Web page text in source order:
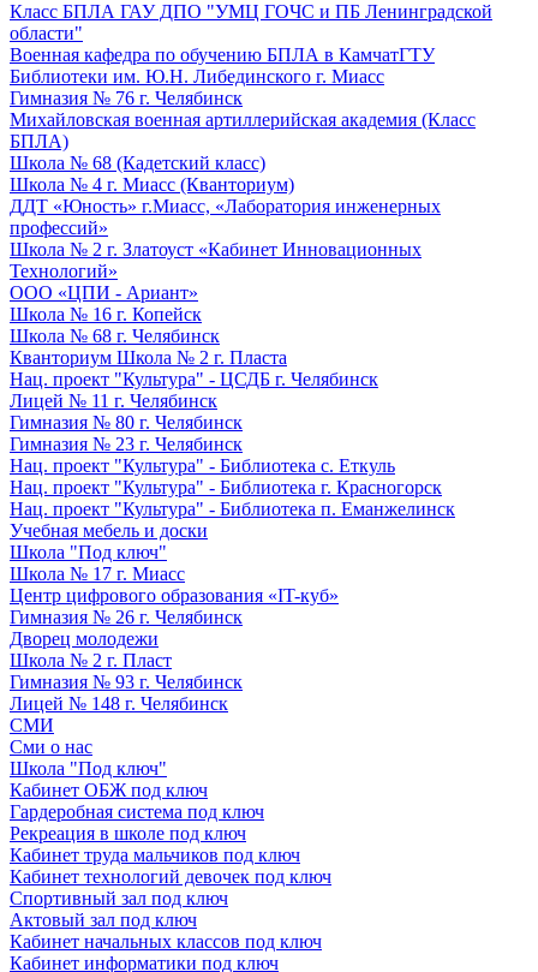
Класс БПЛА ГАУ ДПО "УМЦ ГОЧС и ПБ Ленинградской
области"
Военная кафедра по обучению БПЛА в КамчатГТУ
Библиотеки им. Ю.Н. Либединского г. Миасс
Гимназия № 76 г. Челябинск
Михайловская военная артиллерийская академия (Класс
БПЛА)
Школа № 68 (Кадетский класс)
Школа № 4 г. Миасс (Кванториум)
ДДТ «Юность» г.Миасс, «Лаборатория инженерных
профессий»
Школа № 2 г. Златоуст «Кабинет Инновационных
Технологий»
ООО «ЦПИ - Ариант»
Школа № 16 г. Копейск
Школа № 68 г. Челябинск
Кванториум Школа № 2 г. Пласта
Нац. проект "Культура" - ЦСДБ г. Челябинск
Лицей № 11 г. Челябинск
Гимназия № 80 г. Челябинск
Гимназия № 23 г. Челябинск
Нац. проект "Культура" - Библиотека с. Еткуль
Нац. проект "Культура" - Библиотека г. Красногорск
Нац. проект "Культура" - Библиотека п. Еманжелинск
Учебная мебель и доски
Школа "Под ключ"
Школа № 17 г. Миасс
Центр цифрового образования «IT-куб»
Гимназия № 26 г. Челябинск
Дворец молодежи
Школа № 2 г. Пласт
Гимназия № 93 г. Челябинск
Лицей № 148 г. Челябинск
СМИ
Сми о нас
Школа "Под ключ"
Кабинет ОБЖ под ключ
Гардеробная система под ключ
Рекреация в школе под ключ
Кабинет труда мальчиков под ключ
Кабинет технологий девочек под ключ
Спортивный зал под ключ
Актовый зал под ключ
Кабинет начальных классов под ключ
Кабинет информатики под ключ